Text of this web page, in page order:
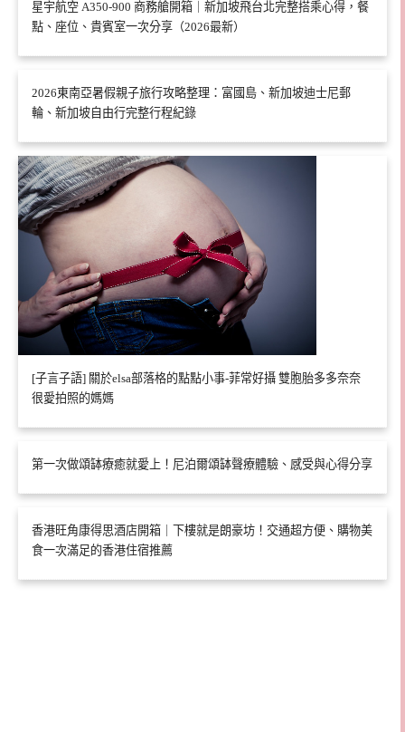
星宇航空 A350-900 商務艙開箱｜新加坡飛台北完整搭乘心得，餐
點、座位、貴賓室一次分享（2026最新）
2026東南亞暑假親子旅行攻略整理：富國島、新加坡迪士尼郵
輪、新加坡自由行完整行程紀錄
[子言子語] 關於elsa部落格的點點小事-菲常好攝 雙胞胎多多奈奈
很愛拍照的媽媽
第一次做頌缽療癒就愛上！尼泊爾頌缽聲療體驗、感受與心得分享
香港旺角康得思酒店開箱｜下樓就是朗豪坊！交通超方便、購物美
食一次滿足的香港住宿推薦